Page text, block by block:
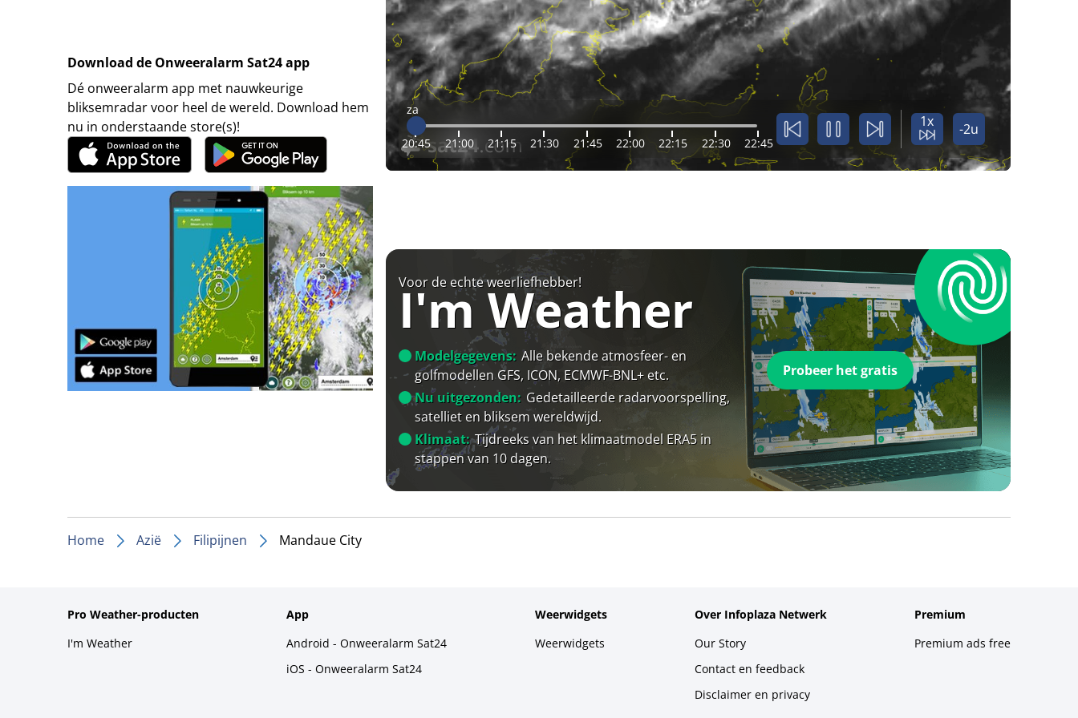
Download de Onweeralarm Sat24 app
Dé onweeralarm app met nauwkeurige
bliksemradar voor heel de wereld. Download hem
nu in onderstaande store(s)!
za
20:45 21:00 21:15 21:30 21:45 22:00 22:15 22:30 22:45
1x -2u
Voor de echte weerliefhebber!
I'm Weather
Modelgegevens: Alle bekende atmosfeer- en
golfmodellen GFS, ICON, ECMWF-BNL+ etc.
Nu uitgezonden: Gedetailleerde radarvoorspelling,
satelliet en bliksem wereldwijd.
Klimaat: Tijdreeks van het klimaatmodel ERA5 in
stappen van 10 dagen.
Probeer het gratis
Home Azië Filipijnen Mandaue City
Pro Weather-producten
I'm Weather
App
Android - Onweeralarm Sat24
iOS - Onweeralarm Sat24
Weerwidgets
Weerwidgets
Over Infoplaza Netwerk
Our Story
Contact en feedback
Disclaimer en privacy
Premium
Premium ads free